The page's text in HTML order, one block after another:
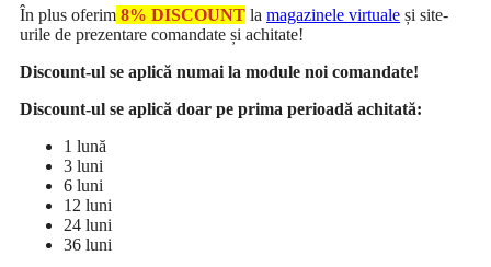
În plus oferim 8% DISCOUNT la magazinele virtuale și site-
urile de prezentare comandate și achitate!
Discount-ul se aplică numai la module noi comandate!
Discount-ul se aplică doar pe prima perioadă achitată:
1 lună
3 luni
6 luni
12 luni
24 luni
36 luni